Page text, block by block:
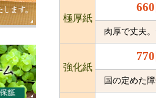
極厚紙
肉厚で丈夫
強化紙
国の定めた